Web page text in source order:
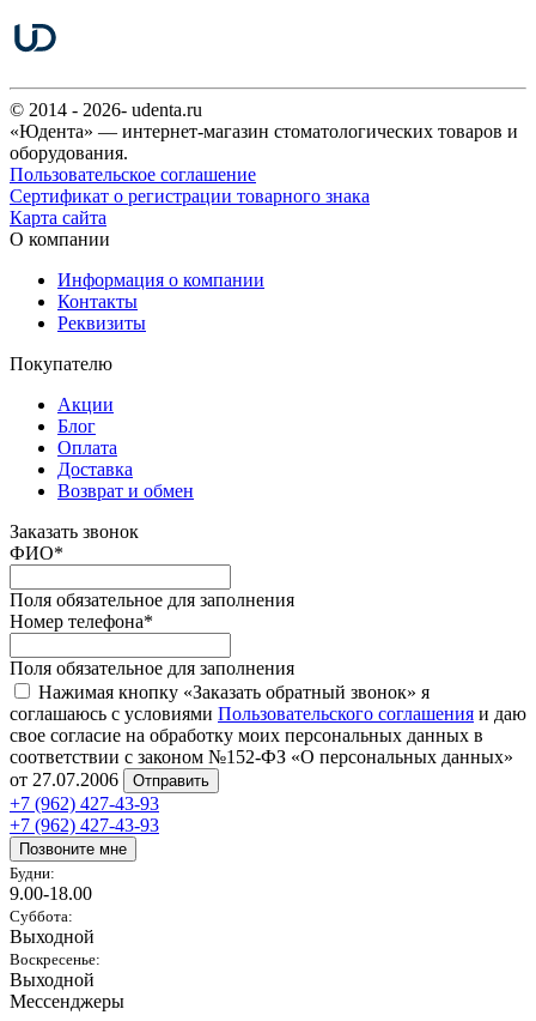
© 2014 - 2026- udenta.ru
«Юдента» — интернет-магазин стоматологических товаров и
оборудования.
Пользовательское соглашение
Сертификат о регистрации товарного знака
Карта сайта
О компании
Информация о компании
Контакты
Реквизиты
Покупателю
Акции
Блог
Оплата
Доставка
Возврат и обмен
Заказать звонок
ФИО*
Поля обязательное для заполнения
Номер телефона*
Поля обязательное для заполнения
Нажимая кнопку «Заказать обратный звонок» я
соглашаюсь с условиями Пользовательского соглашения и даю
свое согласие на обработку моих персональных данных в
соответствии с законом №152-ФЗ «О персональных данных»
от 27.07.2006
Отправить
+7 (962) 427-43-93
+7 (962) 427-43-93
Позвоните мне
Будни:
9.00-18.00
Суббота:
Выходной
Воскресенье:
Выходной
Мессенджеры